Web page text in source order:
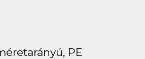
PE